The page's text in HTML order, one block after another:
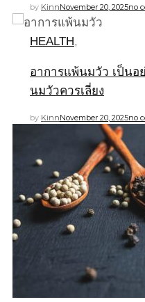
by KinnNovember 20, 2025no
HEALTH,
อาการแพ้นมวัว เป็นอ
นมวัวควรเลี่ยง
by KinnNovember 20, 2025no